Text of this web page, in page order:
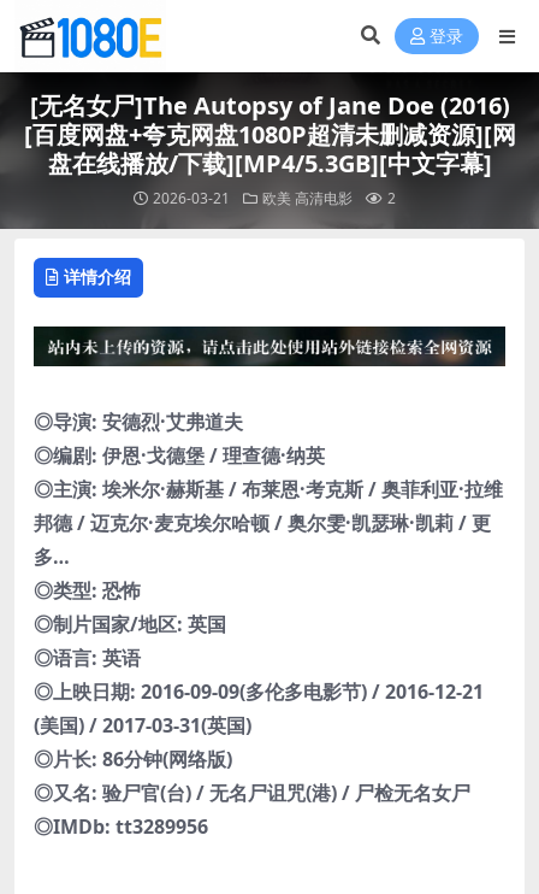
登录
[无名女尸]The Autopsy of Jane Doe (2016)
[百度网盘+夸克网盘1080P超清未删减资源][网
盘在线播放/下载][MP4/5.3GB][中文字幕]
2026-03-21 欧美高清电影 2
详情介绍
◎导演: 安德烈·艾弗道夫
◎编剧: 伊恩·戈德堡 / 理查德·纳英
◎主演: 埃米尔·赫斯基 / 布莱恩·考克斯 / 奥菲利亚·拉维
邦德 / 迈克尔·麦克埃尔哈顿 / 奥尔雯·凯瑟琳·凯莉 / 更
多…
◎类型: 恐怖
◎制片国家/地区: 英国
◎语言: 英语
◎上映日期: 2016-09-09(多伦多电影节) / 2016-12-21
(美国) / 2017-03-31(英国)
◎片长: 86分钟(网络版)
◎又名: 验尸官(台) / 无名尸诅咒(港) / 尸检无名女尸
◎IMDb: tt3289956